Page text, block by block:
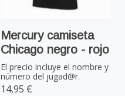
Mercury camiseta
Chicago negro - rojo
El precio incluye el nombre y
número del jugad@r.
14,95 €